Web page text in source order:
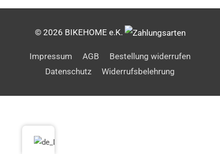
© 2026 BIKEHOME e.K.
Impressum AGB
Bestellung widerrufen
Datenschutz
Widerrufsbelehrung